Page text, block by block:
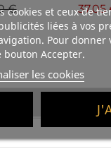
cookies et ceux de
liées à vos
Pour donner
Accepter.
les cookies
base
€Prix 37,05